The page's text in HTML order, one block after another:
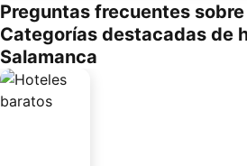
Preguntas frecuentes
Categorías destacadas de
Salamanca